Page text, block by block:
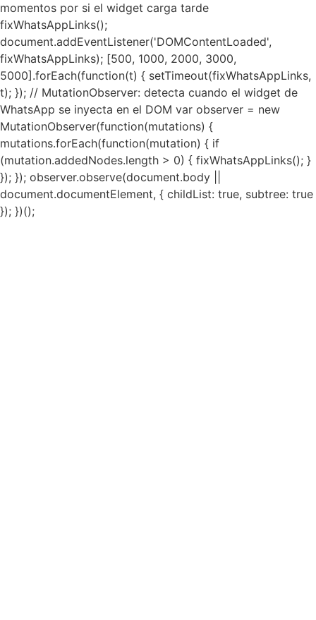
momentos por si el widget carga tarde
fixWhatsAppLinks();
document.addEventListener('DOMContentLoaded',
fixWhatsAppLinks); [500, 1000, 2000, 3000,
5000].forEach(function(t) { setTimeout(fixWhatsAppLinks,
t); }); // MutationObserver: detecta cuando el widget de
WhatsApp se inyecta en el DOM var observer = new
MutationObserver(function(mutations) {
mutations.forEach(function(mutation) { if
(mutation.addedNodes.length > 0) { fixWhatsAppLinks(); }
}); }); observer.observe(document.body ||
document.documentElement, { childList: true, subtree: true
}); })();